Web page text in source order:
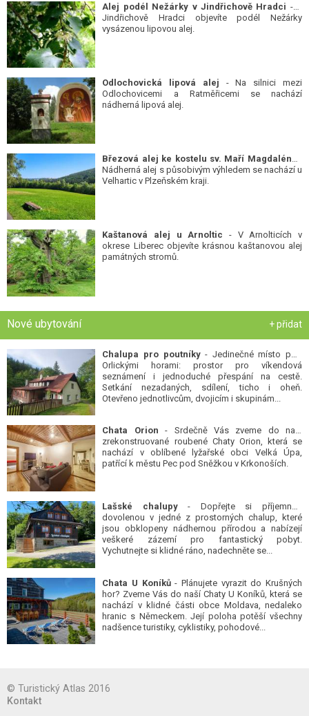
Alej podél Nežárky v Jindřichově Hradci - V
Jindřichově Hradci objevíte podél Nežárky
vysázenou lipovou alej.
Odlochovická lipová alej - Na silnici mezi
Odlochovicemi a Ratměřicemi se nachází
nádherná lipová alej.
Březová alej ke kostelu sv. Maří Magdalény-
Nádherná alej s působivým výhledem se nachází u
Velhartic v Plzeňském kraji.
Kaštanová alej u Arnoltic - V Arnolticích v
okrese Liberec objevíte krásnou kaštanovou alej
památných stromů.
Nové ubytování + přidat
Chalupa pro poutníky- Jedinečné místo pod
Orlickými horami: prostor pro víkendová
seznámení i jednoduché přespání na cestě.
Setkání nezadaných, sdílení, ticho i oheň.
Otevřeno jednotlivcům, dvojicím i skupinám...
Chata Orion - Srdečně Vás zveme do naší
zrekonstruované roubené Chaty Orion, která se
nachází v oblíbené lyžařské obci Velká Úpa,
patřící k městu Pec pod Sněžkou v Krkonoších.
Lašské chalupy- Dopřejte si příjemnou
dovolenou v jedné z prostorných chalup, které
jsou obklopeny nádhernou přírodou a nabízejí
veškeré zázemí pro fantastický pobyt.
Vychutnejte si klidné ráno, nadechněte se...
Chata U Koníků- Plánujete vyrazit do Krušných
hor? Zveme Vás do naší Chaty U Koníků, která se
nachází v klidné části obce Moldava, nedaleko
hranic s Německem. Její poloha potěší všechny
nadšence turistiky, cyklistiky, pohodové...
© Turistický Atlas 2016
Kontakt